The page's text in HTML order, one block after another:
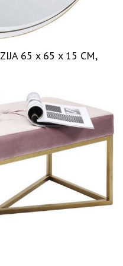
65 x 65 x 15 CM,